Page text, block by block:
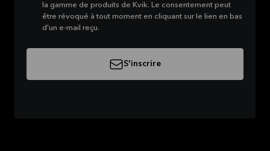
la gamme de produits de Kvik. Le consentement peut
être révoqué à tout moment en cliquant sur le lien en bas
d'un e-mail reçu.
S'inscrire